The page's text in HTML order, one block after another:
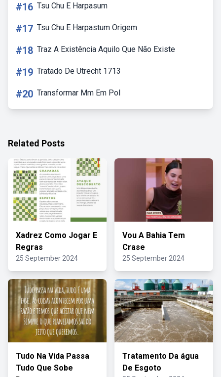
#16 Tsu Chu E Harpasum
#17 Tsu Chu E Harpastum Origem
#18 Traz A Existência Aquilo Que Não Existe
#19 Tratado De Utrecht 1713
#20 Transformar Mm Em Pol
Related Posts
Xadrez Como Jogar E
Regras
25 September 2024
Vou A Bahia Tem
Crase
25 September 2024
Tudo Na Vida Passa
Tudo Que Sobe
Tratamento Da água
De Esgoto